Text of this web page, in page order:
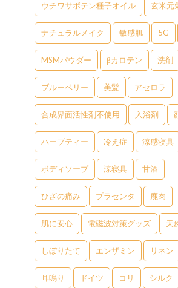
ウチワサボテン種子オイル 玄米元
ナチュラルメイク 敏感肌 5G
MSMパウダー βカロテン 洗剤
ブルーベリー 美髪 アセロラ
合成界面活性剤不使用 入浴剤
ハーブティー 冷え症 涼感寝具
ボディソープ 涼寝具 甘酒
ひざの痛み プラセンタ 鹿肉
肌に安心 電磁波対策グッズ 天
しぼりたて エンザミン リネン
耳鳴り ドイツ コリ シルク